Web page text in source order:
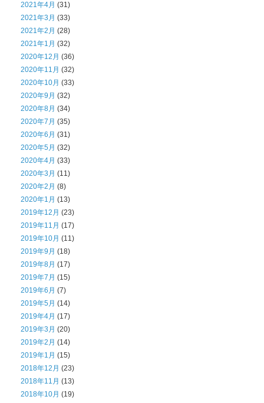
2021年4月 (31)
2021年3月 (33)
2021年2月 (28)
2021年1月 (32)
2020年12月 (36)
2020年11月 (32)
2020年10月 (33)
2020年9月 (32)
2020年8月 (34)
2020年7月 (35)
2020年6月 (31)
2020年5月 (32)
2020年4月 (33)
2020年3月 (11)
2020年2月 (8)
2020年1月 (13)
2019年12月 (23)
2019年11月 (17)
2019年10月 (11)
2019年9月 (18)
2019年8月 (17)
2019年7月 (15)
2019年6月 (7)
2019年5月 (14)
2019年4月 (17)
2019年3月 (20)
2019年2月 (14)
2019年1月 (15)
2018年12月 (23)
2018年11月 (13)
2018年10月 (19)